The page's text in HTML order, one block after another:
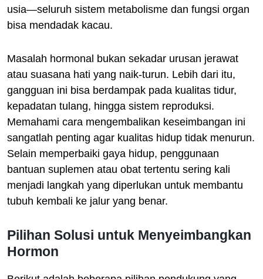
usia—seluruh sistem metabolisme dan fungsi organ
bisa mendadak kacau.
Masalah hormonal bukan sekadar urusan jerawat
atau suasana hati yang naik-turun. Lebih dari itu,
gangguan ini bisa berdampak pada kualitas tidur,
kepadatan tulang, hingga sistem reproduksi.
Memahami cara mengembalikan keseimbangan ini
sangatlah penting agar kualitas hidup tidak menurun.
Selain memperbaiki gaya hidup, penggunaan
bantuan suplemen atau obat tertentu sering kali
menjadi langkah yang diperlukan untuk membantu
tubuh kembali ke jalur yang benar.
Pilihan Solusi untuk Menyeimbangkan
Hormon